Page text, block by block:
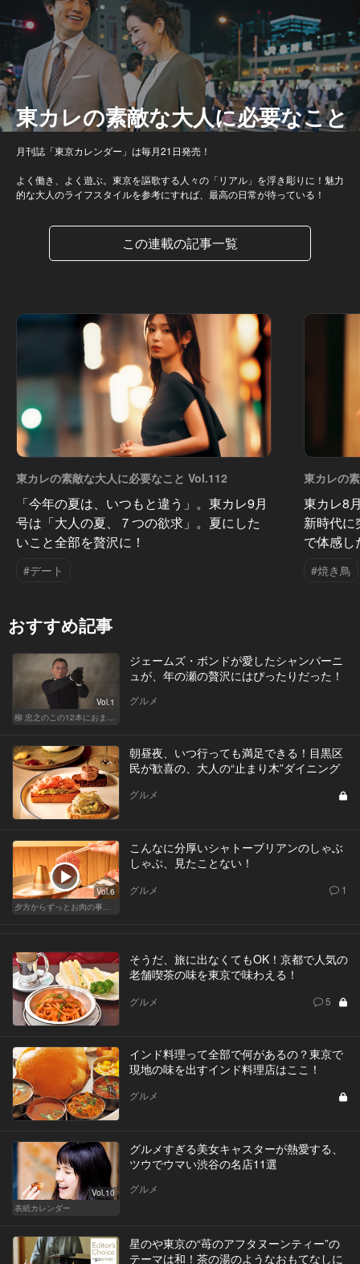
東カレの素敵な大人に必要なこと
月刊誌「東京カレンダー」は毎月21日発売！
よく働き、よく遊ぶ。東京を謳歌する人々の「リアル」を浮き彫りに！魅力
的な大人のライフスタイルを参考にすれば、最高の日常が待っている！
この連載の記事一覧
東カレの素敵な大人に必要なこと Vol.112
「今年の夏は、いつもと違う」。東カレ9月
号は「大人の夏、７つの欲求」。夏にした
いこと全部を贅沢に！
#デート
東カレの
東カレ8
新時代
で体感し
#焼き鳥
おすすめ記事
Vol.1
柳 忠之のこの12本におまかせ
ジェームズ・ボンドが愛したシャンパーニ
ュが、年の瀬の贅沢にはぴったりだった！
グルメ
朝昼夜、いつ行っても満足できる！目黒区
民が歓喜の、大人の“止まり木”ダイニング
グルメ
Vol.6
夕方からずっとお肉の事を考えてる貴方へ
こんなに分厚いシャトーブリアンのしゃぶ
しゃぶ、見たことない！
グルメ 1
そうだ、旅に出なくてもOK！京都で人気の
老舗喫茶の味を東京で味わえる！
グルメ 5
インド料理って全部で何があるの？東京で
現地の味を出すインド料理店はここ！
グルメ
Vol.10
表紙カレンダー
グルメすぎる美女キャスターが熱愛する、
ツウでウマい渋谷の名店11選
グルメ
星のや東京の“苺のアフタヌーンティー”の
テーマは和！茶の湯のようなおもてなしに